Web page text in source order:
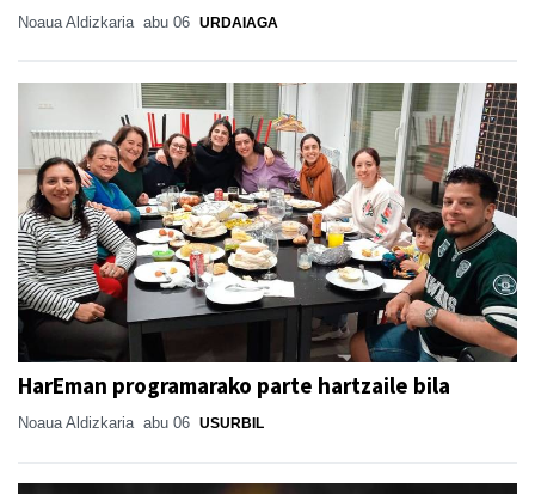
Noaua Aldizkaria abu 06 URDAIAGA
HarEman programarako parte hartzaile bila
Noaua Aldizkaria abu 06 USURBIL